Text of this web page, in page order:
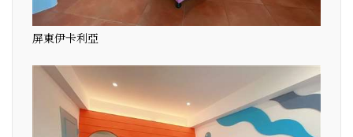
屏東伊卡利亞